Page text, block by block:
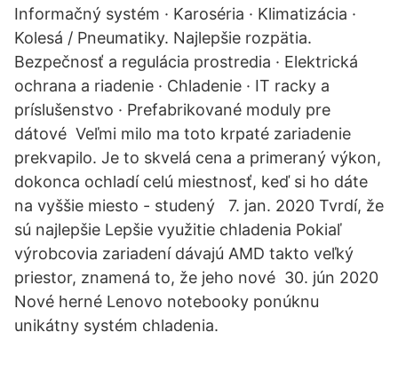
Informačný systém · Karoséria · Klimatizácia ·
Kolesá / Pneumatiky. Najlepšie rozpätia.
Bezpečnosť a regulácia prostredia · Elektrická
ochrana a riadenie · Chladenie · IT racky a
príslušenstvo · Prefabrikované moduly pre
dátové Veľmi milo ma toto krpaté zariadenie
prekvapilo. Je to skvelá cena a primeraný výkon,
dokonca ochladí celú miestnosť, keď si ho dáte
na vyššie miesto - studený 7. jan. 2020 Tvrdí, že
sú najlepšie Lepšie využitie chladenia Pokiaľ
výrobcovia zariadení dávajú AMD takto veľký
priestor, znamená to, že jeho nové 30. jún 2020
Nové herné Lenovo notebooky ponúknu
unikátny systém chladenia.